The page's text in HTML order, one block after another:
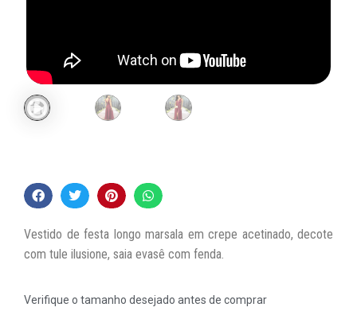
Vestido de festa longo marsala em crepe acetinado, decote
com tule ilusione, saia evasê com fenda.
Verifique o tamanho desejado antes de comprar